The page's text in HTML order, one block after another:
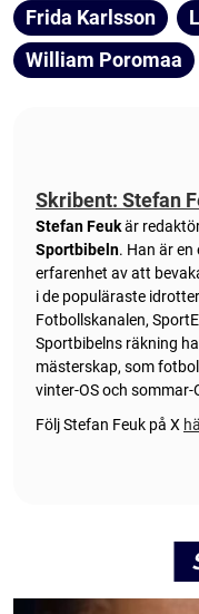
Frida Karlsson
William Poromaa
Skribent: Stefan
Stefan Feukär
Sportbibeln. Han är
erfarenhet av att
i de populäraste
Fotbollskanalen,
Sportbibelns räkning
mästerskap, som
vinter-OS och sommar-
Följ Stefan Feuk på X